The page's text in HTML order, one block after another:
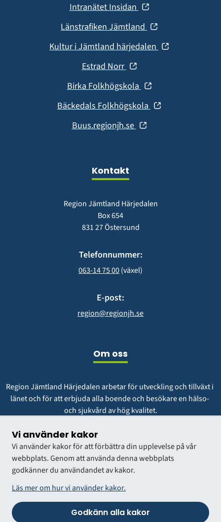
Vi använder kakor
Vi använder kakor för att förbättra din upplevelse på vår
webbplats. Genom att använda denna webbplats
godkänner du användandet av kakor.
Läs mer om hur vi använder kakor.
Godkänn alla kakor
nytt
fönster)
Intranätet Insidan (öppnas
nytt
fönster)
Länstrafiken Jämtland (öppnas
nytt
Kultur i Jämtland härjedalen (öppnas
Estrad Norr (öppnas
nytt
fönster)
Birka Folkhögskola (öppnas
nytt
fönster)
Bäckedals Folkhögskola (öppnas
Buus.regionjh.se (öppnas
Kontakt
Region Jämtland Härjedalen
Box 654
831 27 Östersund
Telefonnummer:
063-14 75 00 (växel)
E-post:
region@regionjh.se
Om oss
Region Jämtland Härjedalen arbetar för utveckling och tillväxt i
länet och för att erbjuda alla boende och besökare en hälso-
och sjukvård av hög kvalitet.
Vår vision är att vara en region att längta till och växa i.
VÅRDGIVARWEBB